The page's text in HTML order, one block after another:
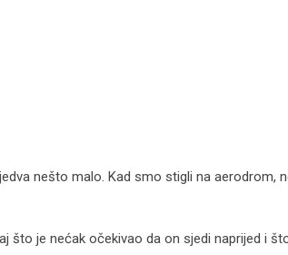
nešto malo. Kad smo stigli na aerodrom,
što je nećak očekivao da on sjedi naprijed i